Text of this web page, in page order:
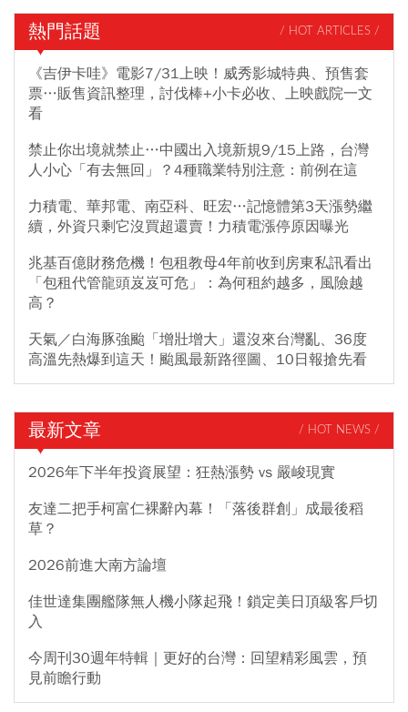
熱門話題 / HOT ARTICLES /
《吉伊卡哇》電影7/31上映！威秀影城特典、預售套
票…販售資訊整理，討伐棒+小卡必收、上映戲院一文
看
禁止你出境就禁止…中國出入境新規9/15上路，台灣
人小心「有去無回」？4種職業特別注意：前例在這
力積電、華邦電、南亞科、旺宏…記憶體第3天漲勢繼
續，外資只剩它沒買超還賣！力積電漲停原因曝光
兆基百億財務危機！包租教母4年前收到房東私訊看出
「包租代管龍頭岌岌可危」：為何租約越多，風險越
高？
天氣／白海豚強颱「增壯增大」還沒來台灣亂、36度
高溫先熱爆到這天！颱風最新路徑圖、10日報搶先看
最新文章 / HOT NEWS /
2026年下半年投資展望：狂熱漲勢 vs 嚴峻現實
友達二把手柯富仁裸辭內幕！「落後群創」成最後稻
草？
2026前進大南方論壇
佳世達集團艦隊無人機小隊起飛！鎖定美日頂級客戶切
入
今周刊30週年特輯｜更好的台灣：回望精彩風雲，預
見前瞻行動